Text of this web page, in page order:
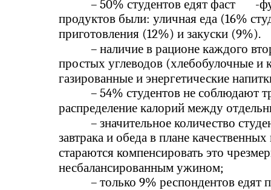
– 50% студентов едят фаст -
продуктов были: уличная еда (16%
приготовления (12%) и закуски (9%).
– наличие в рационе каждого
простых углеводов (хлебобулочные и
газированные и энергетические
– 54% студентов не соблюдают
распределение калорий между
– значительное количество
завтрака и обеда в плане
стараются компенсировать это
несбалансированным ужином;
– только 9% респондентов